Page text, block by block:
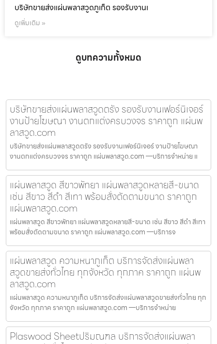
บริษัทขายส่งแผ่นพลาสวูดภูเก็ต รองรับงานเ
ดูเพิ่มเติม »
ดูบทความทั้งหมด
บริษัทขายส่งแผ่นพลาสวูดตรัง รองรับงานเฟอร์นิเจอร์
งานป้ายโฆษณา งานตกแต่งครบวงจร ราคาถูก แผ่นพ
ลาสวูด.com
บริษัทขายส่งแผ่นพลาสวูดตรัง รองรับงานเฟอร์นิเจอร์ งานป้ายโฆษณา
งานตกแต่งครบวงจร ราคาถูก แผ่นพลาสวูด.com —บริการจำหน่าย แ
แผ่นพลาสวูด สีขาวพัทยา แผ่นพลาสวูดหลายสี-ขนาด
เช่น สีขาว สีดำ สีเทา พร้อมสั่งตัดตามขนาด ราคาถูก
แผ่นพลาสวูด.com
แผ่นพลาสวูด สีขาวพัทยา แผ่นพลาสวูดหลายสี-ขนาด เช่น สีขาว สีดำ สีเทา
พร้อมสั่งตัดตามขนาด ราคาถูก แผ่นพลาสวูด.com —บริการจ
แผ่นพลาสวูด ความหนาภูเก็ต บริการจัดส่งแผ่นพลา
สวูดขายส่งทั่วไทย ทุกจังหวัด ทุกภาค ราคาถูก แผ่นพ
ลาสวูด.com
แผ่นพลาสวูด ความหนาภูเก็ต บริการจัดส่งแผ่นพลาสวูดขายส่งทั่วไทย ทุก
จังหวัด ทุกภาค ราคาถูก แผ่นพลาสวูด.com —บริการจำหน่าย
Plaswood Sheetปริมณฑล บริการจัดส่งแผ่นพลา